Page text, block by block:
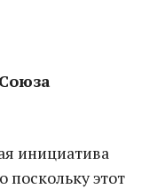
инициатива
этот